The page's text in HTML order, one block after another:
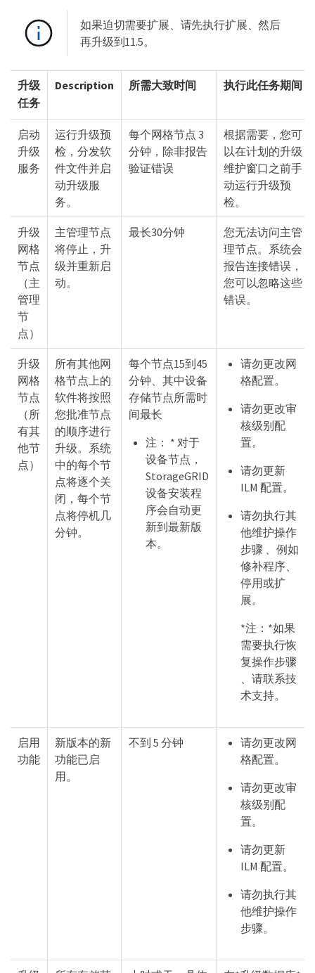
如果迫切需要扩展、请先执行扩展、然后
再升级到11.5。
升级
任务
Description 所需大致时间 执行此任务期间
启动
升级
服务
运行升级预
检，分发软
件文件并启
动升级服
务。
每个网格节点 3
分钟，除非报告
验证错误
根据需要，您可
以在计划的升级
维护窗口之前手
动运行升级预
检。
升级
网格
节点
（主
管理
节
点）
主管理节点
将停止，升
级并重新启
动。
最长30分钟
您无法访问主管
理节点。系统会
报告连接错误，
您可以忽略这些
错误。
升级
网格
节点
（所
有其
他节
点）
所有其他网
格节点上的
软件将按照
您批准节点
的顺序进行
升级。系统
中的每个节
点将逐个关
闭，每个节
点将停机几
分钟。
每个节点15到45
分钟、其中设备
存储节点所需时
间最长
注： * 对于
设备节点，
StorageGRID
设备安装程
序会自动更
新到最新版
本。
请勿更改网
格配置。
请勿更改审
核级别配
置。
请勿更新
ILM 配置。
请勿执行其
他维护操作
步骤 、例如
修补程序、
停用或扩
展。
*注：*如果
需要执行恢
复操作步骤
、请联系技
术支持。
启用
功能
新版本的新
功能已启
用。
不到 5 分钟
请勿更改网
格配置。
请勿更改审
核级别配
置。
请勿更新
ILM 配置。
请勿执行其
他维护操作
步骤。